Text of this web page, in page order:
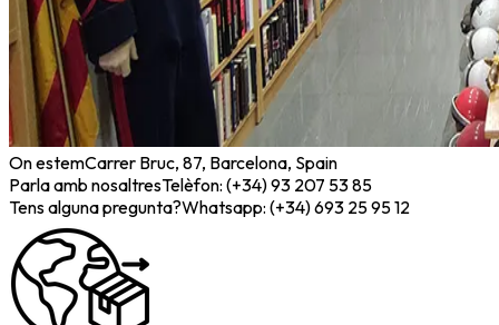
On estemCarrer Bruc, 87, Barcelona, Spain
Parla amb nosaltresTelèfon: (+34) 93 207 53 85
Tens alguna pregunta?Whatsapp: (+34) 693 25 95 12